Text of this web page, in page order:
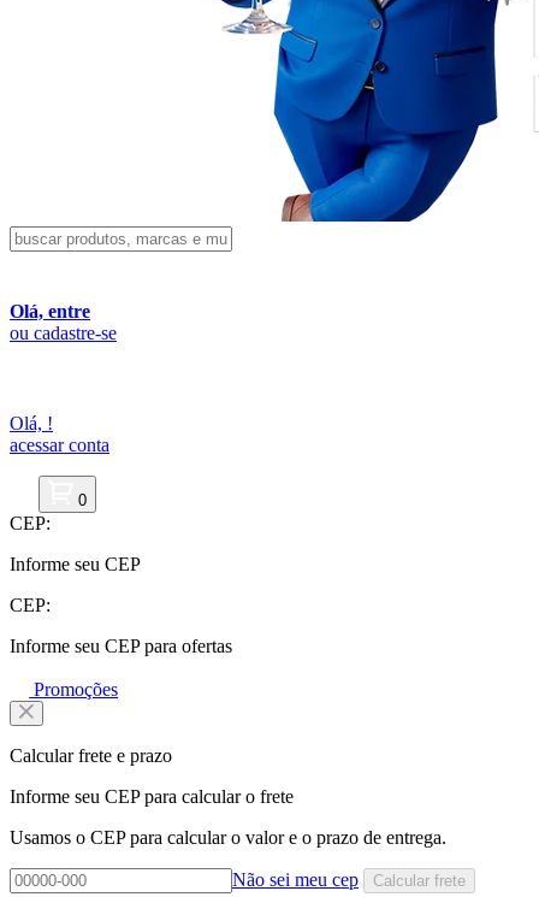
Olá, entre
ou cadastre-se
Olá, !
acessar conta
0
CEP:
Informe seu CEP
CEP:
Informe seu CEP para ofertas
Promoções
Calcular frete e prazo
Informe seu CEP para calcular o frete
Usamos o CEP para calcular o valor e o prazo de entrega.
Não sei meu cep Calcular frete